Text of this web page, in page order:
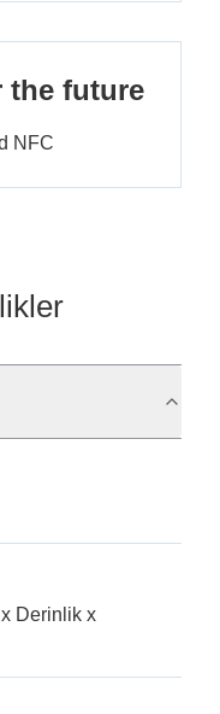
the future
NFC
Derinlik x